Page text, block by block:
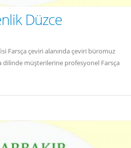
Düzce
Farsça çeviri alanında çeviri büromuz
müşterilerine profesyonel Farsça